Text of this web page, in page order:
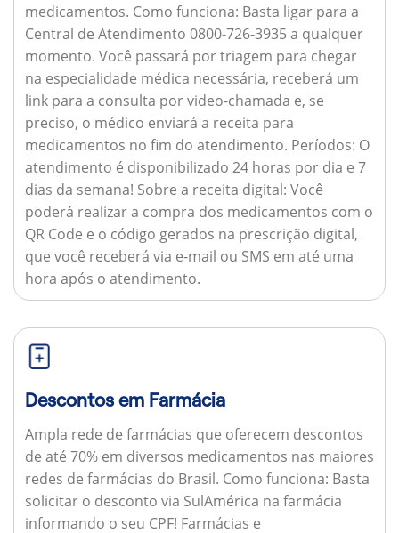
medicamentos. Como funciona: Basta ligar para a
Central de Atendimento 0800-726-3935 a qualquer
momento. Você passará por triagem para chegar
na especialidade médica necessária, receberá um
link para a consulta por video-chamada e, se
preciso, o médico enviará a receita para
medicamentos no fim do atendimento. Períodos: O
atendimento é disponibilizado 24 horas por dia e 7
dias da semana! Sobre a receita digital: Você
poderá realizar a compra dos medicamentos com o
QR Code e o código gerados na prescrição digital,
que você receberá via e-mail ou SMS em até uma
hora após o atendimento.
Descontos em Farmácia
Ampla rede de farmácias que oferecem descontos
de até 70% em diversos medicamentos nas maiores
redes de farmácias do Brasil. Como funciona: Basta
solicitar o desconto via SulAmérica na farmácia
informando o seu CPF! Farmácias e